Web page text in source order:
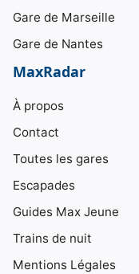
Gare de Marseille
Gare de Nantes
MaxRadar
À propos
Contact
Toutes les gares
Escapades
Guides Max Jeune
Trains de nuit
Mentions Légales